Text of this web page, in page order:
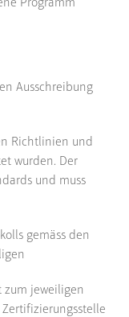
Programm
Ausschreibung
Richtlinien und
wurden. Der
und muss
gemäss den
zum jeweiligen